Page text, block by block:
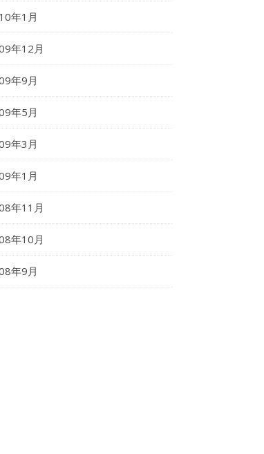
年1月
年12月
年9月
年5月
年3月
年1月
年11月
年10月
年9月